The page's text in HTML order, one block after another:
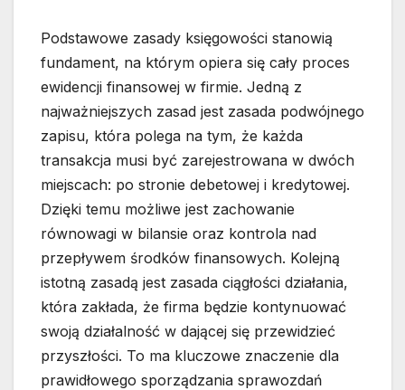
Podstawowe zasady księgowości stanowią
fundament, na którym opiera się cały proces
ewidencji finansowej w firmie. Jedną z
najważniejszych zasad jest zasada podwójnego
zapisu, która polega na tym, że każda
transakcja musi być zarejestrowana w dwóch
miejscach: po stronie debetowej i kredytowej.
Dzięki temu możliwe jest zachowanie
równowagi w bilansie oraz kontrola nad
przepływem środków finansowych. Kolejną
istotną zasadą jest zasada ciągłości działania,
która zakłada, że firma będzie kontynuować
swoją działalność w dającej się przewidzieć
przyszłości. To ma kluczowe znaczenie dla
prawidłowego sporządzania sprawozdań